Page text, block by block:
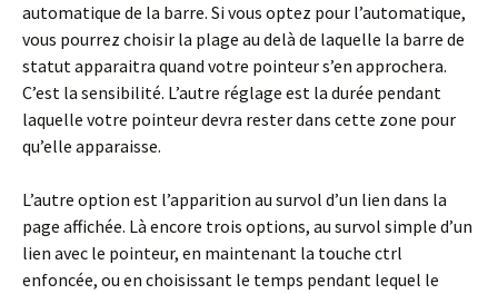
automatique de la barre. Si vous optez pour l’automatique,
vous pourrez choisir la plage au delà de laquelle la barre de
statut apparaitra quand votre pointeur s’en approchera.
C’est la sensibilité. L’autre réglage est la durée pendant
laquelle votre pointeur devra rester dans cette zone pour
qu’elle apparaisse.
L’autre option est l’apparition au survol d’un lien dans la
page affichée. Là encore trois options, au survol simple d’un
lien avec le pointeur, en maintenant la touche ctrl
enfoncée, ou en choisissant le temps pendant lequel le